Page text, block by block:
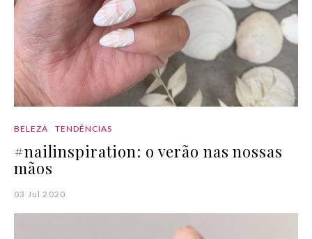
BELEZA TENDÊNCIAS
#nailinspiration: o verão nas nossas
mãos
03 Jul 2020